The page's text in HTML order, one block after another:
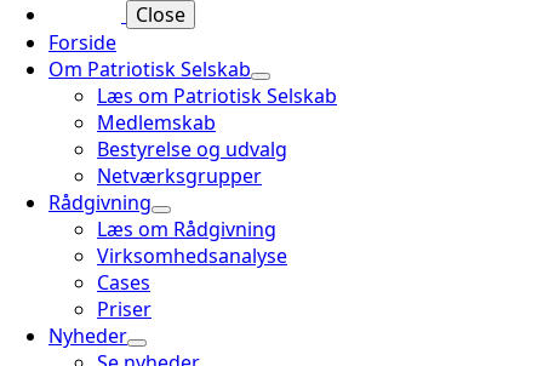
Close
Forside
Om Patriotisk Selskab
Læs om Patriotisk Selskab
Medlemskab
Bestyrelse og udvalg
Netværksgrupper
Rådgivning
Læs om Rådgivning
Virksomhedsanalyse
Cases
Priser
Nyheder